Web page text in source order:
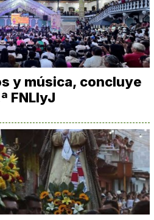
y música, concluye
FNLIyJ